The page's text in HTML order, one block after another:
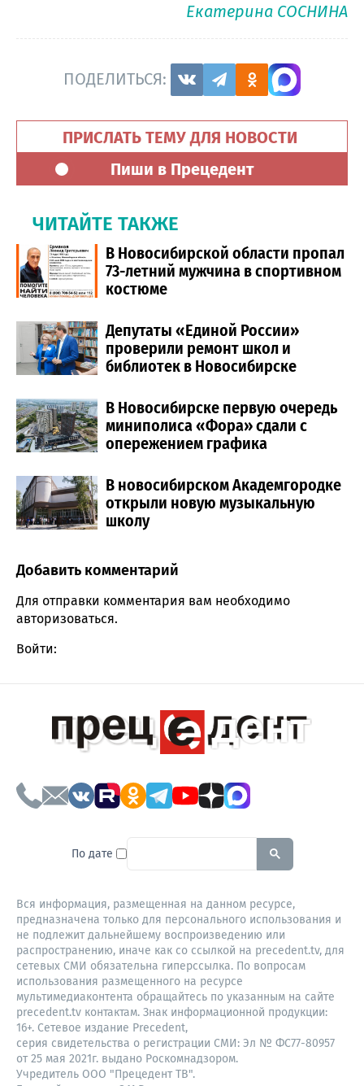
Екатерина СОСНИНА
ПОДЕЛИТЬСЯ:
ПРИСЛАТЬ ТЕМУ ДЛЯ НОВОСТИ
Пиши в Прецедент
ЧИТАЙТЕ ТАКЖЕ
В Новосибирской области пропал
73-летний мужчина в спортивном
костюме
Депутаты «Единой России»
проверили ремонт школ и
библиотек в Новосибирске
В Новосибирске первую очередь
миниполиса «Фора» сдали с
опережением графика
В новосибирском Академгородке
открыли новую музыкальную
школу
Comment section
Добавить комментарий
Для отправки комментария вам необходимо
авторизоваться.
Войти:
По дате To search this site, enter a
Вся информация, размещенная на данном ресурсе,
предназначена только для персонального использования и
не подлежит дальнейшему воспроизведению или
распространению, иначе как со ссылкой на precedent.tv, для
сетевых СМИ обязательна гиперссылка. По вопросам
использования размещенного на ресурсе
мультимедиаконтента обращайтесь по указанным на сайте
precedent.tv контактам. Знак информационной продукции:
16+. Сетевое издание Precedent,
серия свидетельства о регистрации СМИ: Эл № ФС77-80957
от 25 мая 2021г. выдано Роскомнадзором.
Учредитель ООО "Прецедент ТВ".